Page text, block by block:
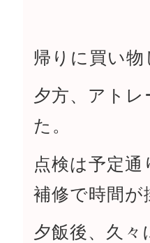
帰りに買い物
夕方、アト
た。
点検は予定
補修で時間
夕飯後、久